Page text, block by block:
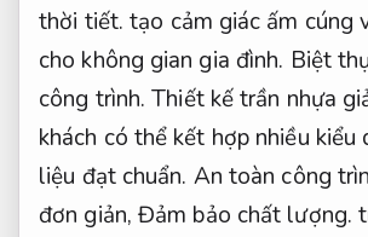
thời tiết. tạo cảm giác ấm cúng
cho không gian gia đình. Biệt
công trình. Thiết kế trần nhựa
khách có thể kết hợp nhiều kiểu
liệu đạt chuẩn. An toàn công
đơn giản,Đảm bảo chất lượng.